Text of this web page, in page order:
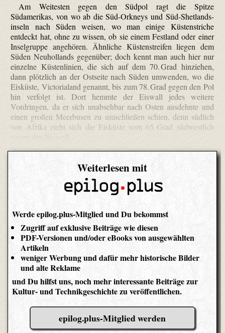
Am Weitesten gegen den Südpol ragt die Spitze
Südamerikas, von wo ab die Süd-Orkneys und Süd-Shetlands­
inseln nach Süden weisen, wo man einige Küstenstriche
entdeckt hat, ohne zu wissen, ob sie einem Festland oder einer
Inselgruppe angehören. Ähnliche Küstenstreifen liegen dem
Süden Neuhollands gegenüber; doch kennt man auch hier nur
einzelne Küstenlinien, die sich auf dem 70. Grad hinziehen,
dann plötzlich an der Ostseite nach Süden umwenden, wo die
Eisküste, Victoria­land genannt, bis zum 78. Grad gegen den Pol
hin verfolgt ist. Dort hemmte der Eiswall jedes weitere
Vordringen, da er sich unabsehbar nach Osten ausdehnte und
einen großen Meerbusen zu umschließen schien, denn südlich
von Afrika zieht sich die Eisküste vom 65. Grad südwestlich
Weiterlesen mit
Werde epilog.plus-Mitglied und Du bekommst
Zugriff auf exklusive Beiträge wie diesen
PDF-Versionen und/oder eBooks von ausgewählten
Artikeln
weniger Werbung und dafür mehr historische Bilder
und alte Reklame
und Du hilfst uns, noch mehr interessante Beiträge zur
Kultur- und Technikgeschichte zu veröffentlichen.
epilog.plus-Mitglied werden